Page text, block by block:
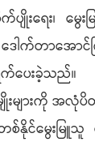
ေး၊ မွေးမ
း ဒေါက်တာအ
က်ပေးခဲ့သည်။
းများကို အလုံ
နိုင်မွေးမြူသူ